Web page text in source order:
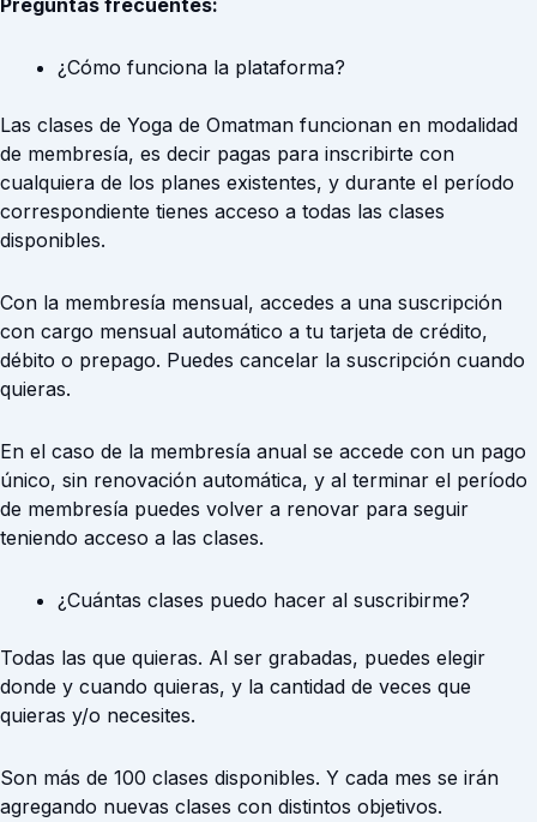
Preguntas frecuentes:
¿Cómo funciona la plataforma?
Las clases de Yoga de Omatman funcionan en modalidad
de membresía, es decir pagas para inscribirte con
cualquiera de los planes existentes, y durante el período
correspondiente tienes acceso a todas las clases
disponibles.
Con la membresía mensual, accedes a una suscripción
con cargo mensual automático a tu tarjeta de crédito,
débito o prepago. Puedes cancelar la suscripción cuando
quieras.
En el caso de la membresía anual se accede con un pago
único, sin renovación automática, y al terminar el período
de membresía puedes volver a renovar para seguir
teniendo acceso a las clases.
¿Cuántas clases puedo hacer al suscribirme?
Todas las que quieras. Al ser grabadas, puedes elegir
donde y cuando quieras, y la cantidad de veces que
quieras y/o necesites.
Son más de 100 clases disponibles. Y cada mes se irán
agregando nuevas clases con distintos objetivos.